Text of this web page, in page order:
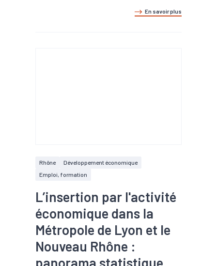
En savoir plus
Rhône
Développement économique
Emploi, formation
L’insertion par l'activité
économique dans la
Métropole de Lyon et le
Nouveau Rhône :
panorama statistique